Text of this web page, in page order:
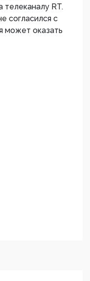
RT.
согласился с
может оказать